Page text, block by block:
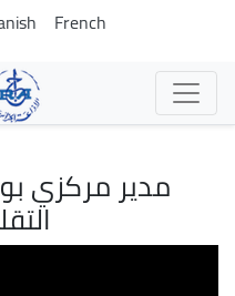
French
مدير مركزي